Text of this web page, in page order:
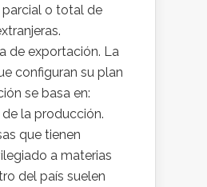
parcial o total de
de exportación. La
configuran su plan
se basa en:
de la producción.
que tienen
a materias
del país suelen